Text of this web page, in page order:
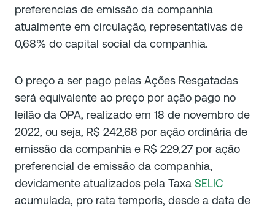
preferencias de emissão da companhia
atualmente em circulação, representativas de
0,68% do capital social da companhia.
O preço a ser pago pelas Ações Resgatadas
será equivalente ao preço por ação pago no
leilão da OPA, realizado em 18 de novembro de
2022, ou seja, R$ 242,68 por ação ordinária de
emissão da companhia e R$ 229,27 por ação
preferencial de emissão da companhia,
devidamente atualizados pela Taxa SELIC
acumulada, pro rata temporis, desde a data de